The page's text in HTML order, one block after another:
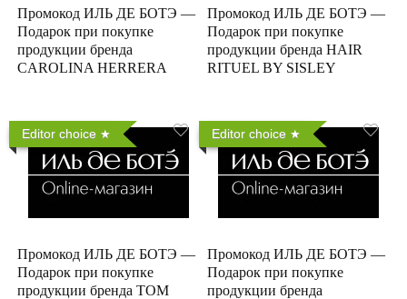
Промокод ИЛЬ ДЕ БОТЭ —
Подарок при покупке
продукции бренда
CAROLINA HERRERA
Промокод ИЛЬ ДЕ БОТЭ —
Подарок при покупке
продукции бренда HAIR
RITUEL BY SISLEY
Editor choice
Промокод ИЛЬ ДЕ БОТЭ —
Подарок при покупке
продукции бренда TOM
Editor choice
Промокод ИЛЬ ДЕ БОТЭ —
Подарок при покупке
продукции бренда